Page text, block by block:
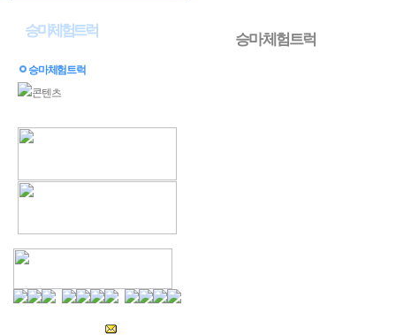
승마체험트럭
승마체험트럭
콘텐츠
승마체험트럭